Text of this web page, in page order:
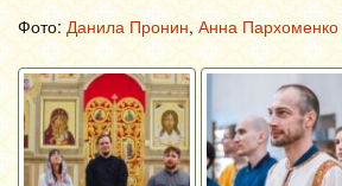
Фото: Данила Пронин, Анна Пархоменко